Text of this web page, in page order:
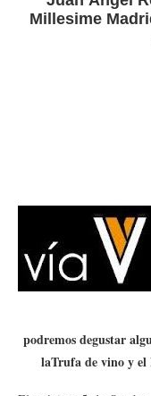
Millesime
podremos degustar
laTrufa de vino y el